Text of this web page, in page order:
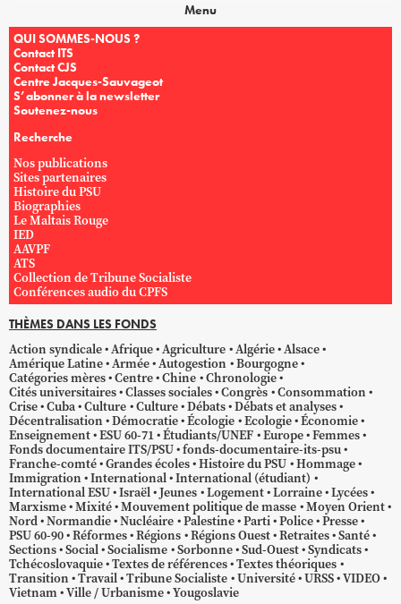
Menu
QUI SOMMES-NOUS ?
Contact ITS
Contact CJS
Centre Jacques-Sauvageot
S’abonner à la newsletter
Soutenez-nous
Recherche
Nos publications
Sites partenaires
Histoire du PSU
Biographies
Le Maltais Rouge
IED
AAVPF
ATS
Collection de Tribune Socialiste
Conférences audio du CPFS
THÈMES DANS LES FONDS
Action syndicale Afrique Agriculture Algérie Alsace
Amérique Latine Armée Autogestion
Bourgogne
Catégories mères Centre Chine Chronologie
Cités universitaires Classes sociales Congrès Consommation
Crise Cuba Culture Culture Débats Débats et analyses
Décentralisation Démocratie Écologie Ecologie Économie
Enseignement ESU 60-71 Étudiants/UNEF Europe Femmes
Fonds documentaire ITS/PSU fonds-documentaire-its-psu
Franche-comté Grandes écoles Histoire du PSU Hommage
Immigration International International (étudiant)
International ESU Israël Jeunes Logement Lorraine Lycées
Marxisme Mixité Mouvement politique de masse Moyen Orient
Nord Normandie Nucléaire Palestine Parti Police Presse
PSU 60-90 Réformes Régions Régions Ouest Retraites Santé
Sections Social Socialisme Sorbonne Sud-Ouest Syndicats
Tchécoslovaquie Textes de références Textes théoriques
Transition Travail Tribune Socialiste Université URSS VIDEO
Vietnam Ville / Urbanisme Yougoslavie